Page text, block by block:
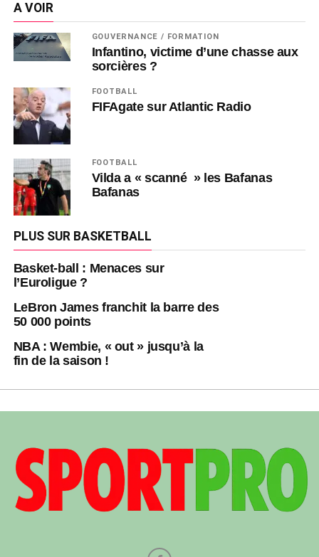
A VOIR
GOUVERNANCE / FORMATION
Infantino, victime d’une chasse aux
sorcières ?
FOOTBALL
FIFAgate sur Atlantic Radio
FOOTBALL
Vilda a « scanné » les Bafanas
Bafanas
PLUS SUR BASKETBALL
Basket-ball : Menaces sur
l’Euroligue ?
LeBron James franchit la barre des
50 000 points
NBA : Wembie, « out » jusqu’à la
fin de la saison !